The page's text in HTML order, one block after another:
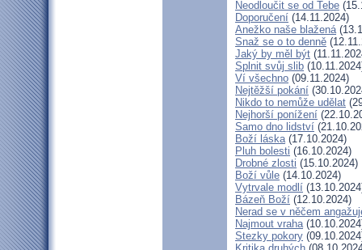
Neodloučit se od Tebe
Doporučení (14.11.2024)
Anežko naše blažená
Snaž se o to denně
Jaký by měl být
Splnit svůj slib
Ví všechno (09.11.2024)
Nejtěžší pokání
Nikdo to nemůže udělat
Nejhorší ponížení
Samo dno lidství
Boží láska(17.10.2024)
Pluh bolesti (16.10.2024)
Drobné zlosti (15.10.2024)
Boží vůle (14.10.2024)
Vytrvale modlí
Bázeň Boží (12.10.2024)
Nerad se v něčem
Najmout vraha
Stezky pokory